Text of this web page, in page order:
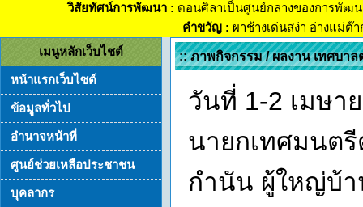
วิสัยทัศน์การพัฒนา : ดอนศิลาเป็นศูนย์กลางของการพัฒ
คำขวัญ : ผาช้างเด่นสง่า อ่างแม่ต๊
เมนูหลักเว็บไชต์
หน้าแรกเว็บไซต์
ข้อมูลทั่วไป
อำนาจหน้าที่
ศูนย์ช่วยเหลือประชาชน
บุคลากร
:: ภาพกิจกรรม / ผลงาน เทศบา
วันที่ 1-2 เมษา
นายกเทศมนต
กำนัน ผู้ใหญ่บ้